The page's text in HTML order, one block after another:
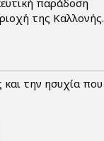
της Καλλονής.
την ησυχία που